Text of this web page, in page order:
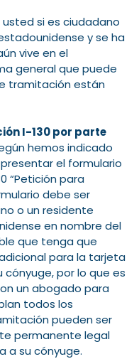
si es ciudadano
y se ha
vive en el
general que puede
tramitación están
I-130 por parte
hemos indicado
el formulario
“Petición para
debe ser
o un residente
en nombre del
que tenga que
para la tarjeta
por lo que es
un abogado para
todos los
pueden ser
permanente legal
a su cónyuge.